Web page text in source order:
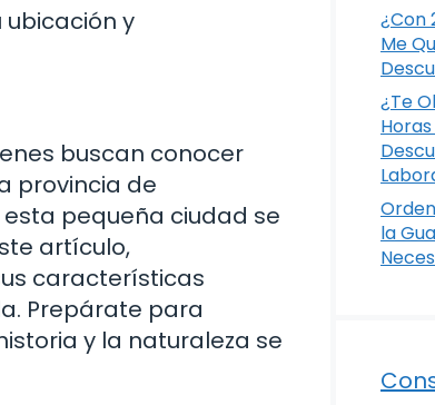
y
buscan conocer
provincia de
pequeña ciudad se
artículo,
características
Prepárate para
y la naturaleza se
¿Con
Me
¿Te
la